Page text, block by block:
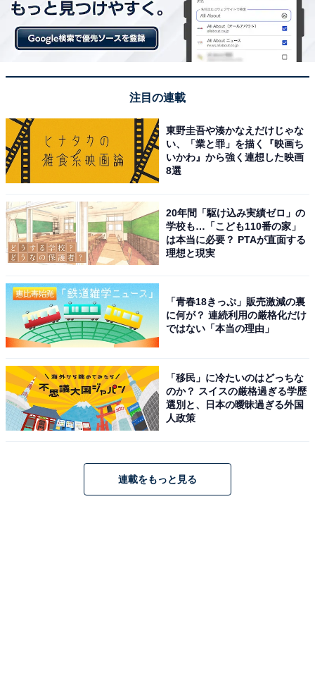
注目の連載
東野圭吾や湊かなえだけじゃな
い、「業と罪」を描く『映画ち
いかわ』から強く連想した映画
8選
20年間「駆け込み実績ゼロ」の
学校も…「こども110番の家」
は本当に必要？ PTAが直面する
理想と現実
「青春18きっぷ」販売激減の裏
に何が？ 連続利用の厳格化だけ
ではない「本当の理由」
「移民」に冷たいのはどっちな
のか？ スイスの厳格過ぎる学歴
選別と、日本の曖昧過ぎる外国
人政策
連載をもっと見る